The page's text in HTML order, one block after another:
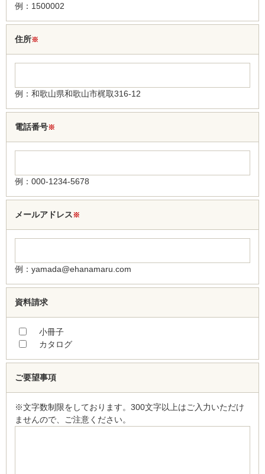
例：1500002
住所※
例：和歌山県和歌山市梶取316-12
電話番号※
例：000-1234-5678
メールアドレス※
例：yamada@ehanamaru.com
資料請求
小冊子
カタログ
ご要望事項
※文字数制限をしております。300文字以上はご入力いただけ
ませんので、ご注意ください。